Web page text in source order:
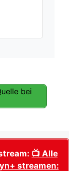
bei
📺 Alle
streamen: